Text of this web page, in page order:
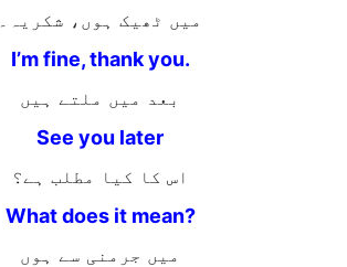
میں ٹھیک ہوں، شکریہ۔
I’m fine, thank you.
بعد میں ملتے ہیں
See you later
اس کا کیا مطلب ہے؟
What does it mean?
میں جرمنی سے ہوں